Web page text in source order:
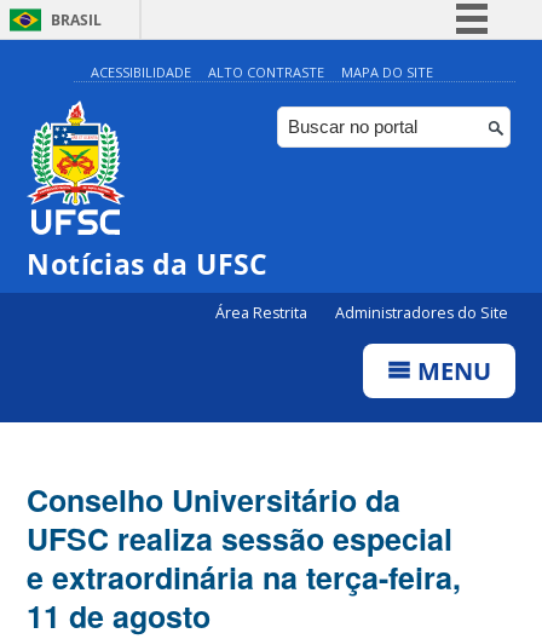
BRASIL
Simplifique!
Comunica BR
Participe
ACESSIBILIDADE ALTO CONTRASTE MAPA DO SITE
Notícias da UFSC
Área Restrita Administradores do Site
MENU
Conselho Universitário da
UFSC realiza sessão especial
e extraordinária na terça-feira,
11 de agosto